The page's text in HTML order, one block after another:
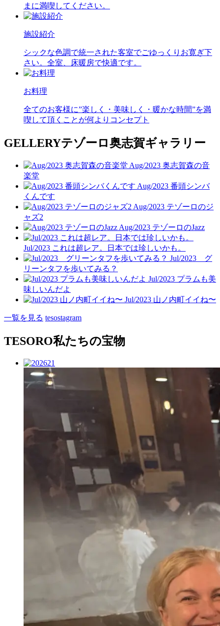
まに満喫してください。
施設紹介
シックな色調で統一された客室でごゆっくりお寛ぎ下
さい。全室、床暖房で快適です。
お料理
全てのお客様に”楽しく・美味しく・暖かな時間”を満
喫して頂くことが何よりコンセプト
GELLERYテゾーロ奥志賀ギャラリー
Aug/2023 奥志賀森の音
楽堂
Aug/2023 番頭シンバ
くんです
Aug/2023 テゾーロのジ
ャズ2
Aug/2023 テゾーロのJazz
Jul/2023 これは超レア。日本では珍しいかも。
Jul/2023 グ
リーンタフを歩いてみる？
Jul/2023 プラムも美
味しいんだよ
Jul/2023 山ノ内町イイね〜
一覧を見る tesostagram
TESORO私たちの宝物